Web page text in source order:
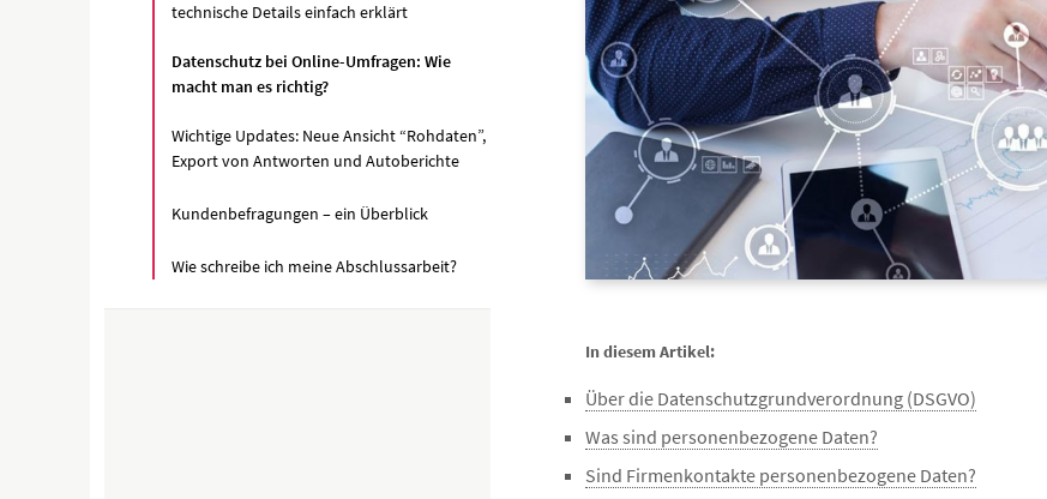
technische Details einfach erklärt
Datenschutz bei Online-Umfragen: Wie
macht man es richtig?
Wichtige Updates: Neue Ansicht “Rohdaten”,
Export von Antworten und Autoberichte
Kundenbefragungen – ein Überblick
Wie schreibe ich meine Abschlussarbeit?
In diesem Artikel:
Über die Datenschutzgrundverordnung (DSGVO)
Was sind personenbezogene Daten?
Sind Firmenkontakte personenbezogene Daten?